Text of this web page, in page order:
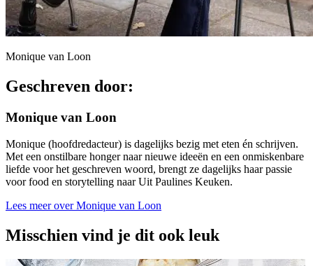
Monique van Loon
Geschreven door:
Monique van Loon
Monique (hoofdredacteur) is dagelijks bezig met eten én schrijven.
Met een onstilbare honger naar nieuwe ideeën en een onmiskenbare
liefde voor het geschreven woord, brengt ze dagelijks haar passie
voor food en storytelling naar Uit Paulines Keuken.
Lees meer over Monique van Loon
Misschien vind je dit ook leuk